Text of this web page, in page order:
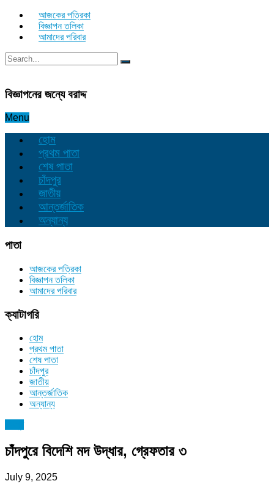
আজকের পত্রিকা
বিজ্ঞাপন তলিকা
আমাদের পরিবার
বিজ্ঞাপনের জন্যে বরাদ্দ
Menu
হোম
প্রথম পাতা
শেষ পাতা
চাঁদপুর
জাতীয়
আন্তর্জাতিক
অন্যান্য
পাতা
আজকের পত্রিকা
বিজ্ঞাপন তলিকা
আমাদের পরিবার
ক্যাটাগরি
হোম
প্রথম পাতা
শেষ পাতা
চাঁদপুর
জাতীয়
আন্তর্জাতিক
অন্যান্য
চাঁদপুরে বিদেশি মদ উদ্ধার, গ্রেফতার ৩
July 9, 2025